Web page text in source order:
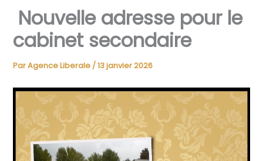
Nouvelle adresse pour le
cabinet secondaire
ParAgence Liberale /13 janvier 2026